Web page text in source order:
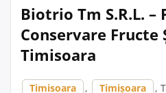
Biotrio Tm S.R.L. –
Conservare Fructe
Timisoara
Timisoara , Timișoara
,